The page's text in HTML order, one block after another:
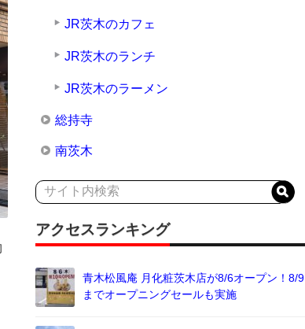
JR茨木のカフェ
JR茨木のランチ
JR茨木のラーメン
総持寺
南茨木
アクセスランキング
青木松風庵 月化粧茨木店が8/6オープン！8/9
までオープニングセールも実施